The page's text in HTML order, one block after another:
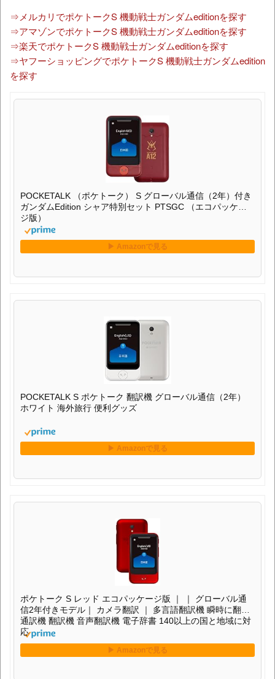
⇒メルカリでポケトークS 機動戦士ガンダムeditionを探す
⇒アマゾンでポケトークS 機動戦士ガンダムeditionを探す
⇒楽天でポケトークS 機動戦士ガンダムeditionを探す
⇒ヤフーショッピングでポケトークS 機動戦士ガンダムedition
を探す
POCKETALK （ポケトーク） S グローバル通信（2年）付き
ガンダムEdition シャア特別セット PTSGC （エコパッケー
ジ版）
POCKETALK S ポケトーク 翻訳機 グローバル通信（2年）
ホワイト 海外旅行 便利グッズ
ポケトーク S レッド エコパッケージ版 ｜ ｜ グローバル通
信2年付きモデル｜ カメラ翻訳 ｜ 多言語翻訳機 瞬時に翻訳
通訳機 翻訳機 音声翻訳機 電子辞書 140以上の国と地域に対
応